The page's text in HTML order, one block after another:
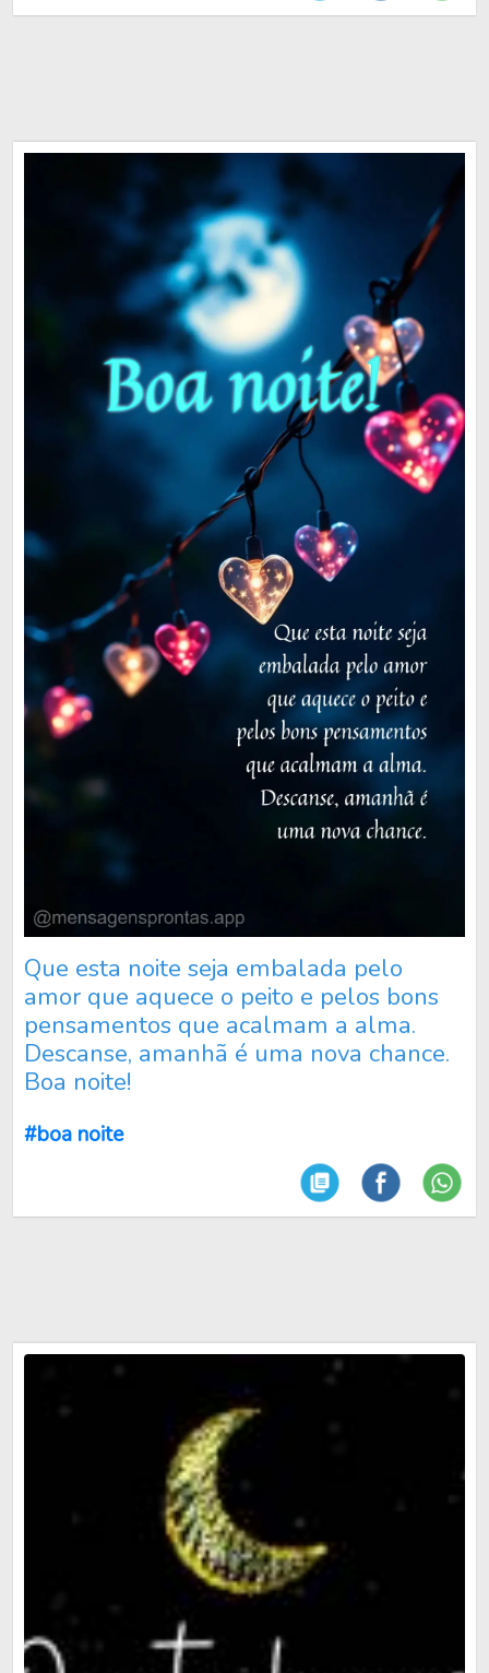
Que esta noite seja embalada pelo
amor que aquece o peito e pelos bons
pensamentos que acalmam a alma.
Descanse, amanhã é uma nova chance.
Boa noite!
#boa noite